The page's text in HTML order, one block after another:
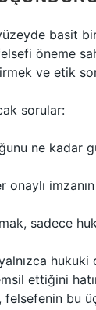
basit
öneme
ve etik
sorular:
ne kadar
onaylı
sadece
ettiğini
bu